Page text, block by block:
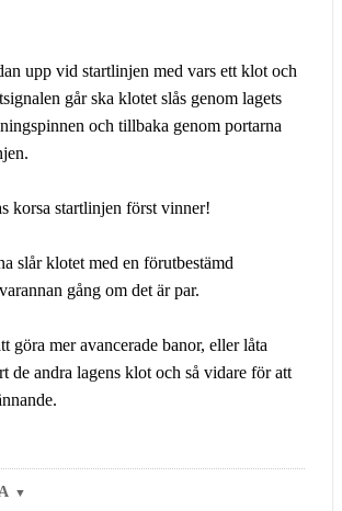
upp vid startlinjen med vars ett klot och
går ska klotet slås genom lagets
och tillbaka genom portarna
korsa startlinjen först vinner!
slår klotet med en förutbestämd
gång om det är par.
göra mer avancerade banor, eller låta
de andra lagens klot och så vidare för att
▼